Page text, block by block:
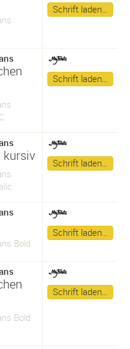
Schrift laden…
Schrift laden…
Schrift laden…
Bold
Schrift laden…
Bold
Schrift laden…